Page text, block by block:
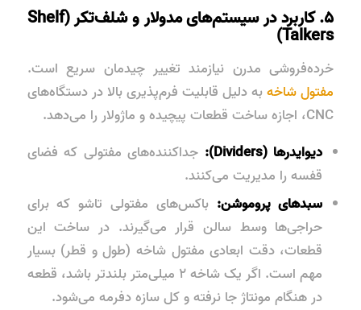
۵. کاربرد در سیستم‌های مدولار و شلف‌تکر (Shelf
Talkers)
خرده‌فروشی مدرن نیازمند تغییر چیدمان سریع است.
مفتول شاخهبه دلیل قابلیت فرم‌پذیری بالا در دستگاه‌های
CNC، اجازه ساخت قطعات پیچیده و ماژولار را می‌دهد.
دیوایدرها (Dividers):
جداکننده‌های مفتولی که فضای
قفسه را مدیریت می‌کنند.
سبدهای پروموشن: باکس‌های مفتولی تاشو که برای
حراجی‌ها وسط سالن قرار می‌گیرند. در ساخت این
قطعات، دقت ابعادی مفتول شاخه (طول و قطر) بسیار
مهم است. اگر یک شاخه ۲ میلی‌متر بلندتر باشد، قطعه
در هنگام مونتاژ جا نرفته و کل سازه دفرمه می‌شود.